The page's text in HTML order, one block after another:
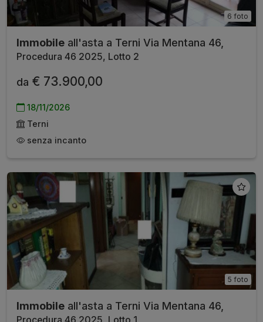
6 foto
Immobile all'asta a Terni Via Mentana 46,
Procedura 46 2025, Lotto 2
da € 73.900,00
18/11/2026
Terni
senza incanto
5 foto
Immobile all'asta a Terni Via Mentana 46,